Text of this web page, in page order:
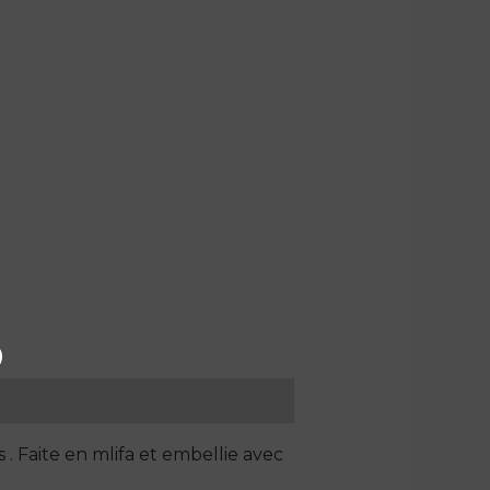
Faite en mlifa et embellie avec